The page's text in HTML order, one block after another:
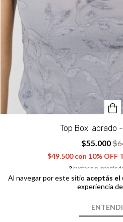
Al navegar por este sitio aceptás el
experiencia
Top Box labrado
$55.000
$49.500con 10% OFF
3cuotas sin interés